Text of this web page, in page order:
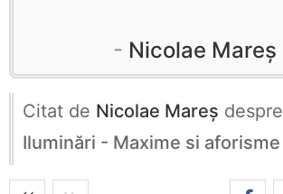
Nicolae Mareș
Citat de Nicolae Mareș despre
Iluminări - Maxime si aforisme